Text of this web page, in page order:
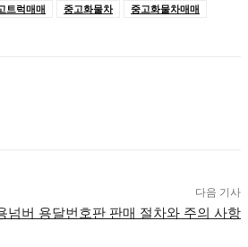
트럭매매 중고화물차
중고화물차매매
다음 기사
넘버 용달번호판 판매 절차와 주의 사항